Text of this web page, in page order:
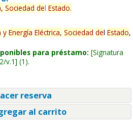
Sociedad del Estado.
y Energía Eléctrica, Sociedad del Estado,
para préstamo: Signatura
v.1 (1).
reserva
al carrito